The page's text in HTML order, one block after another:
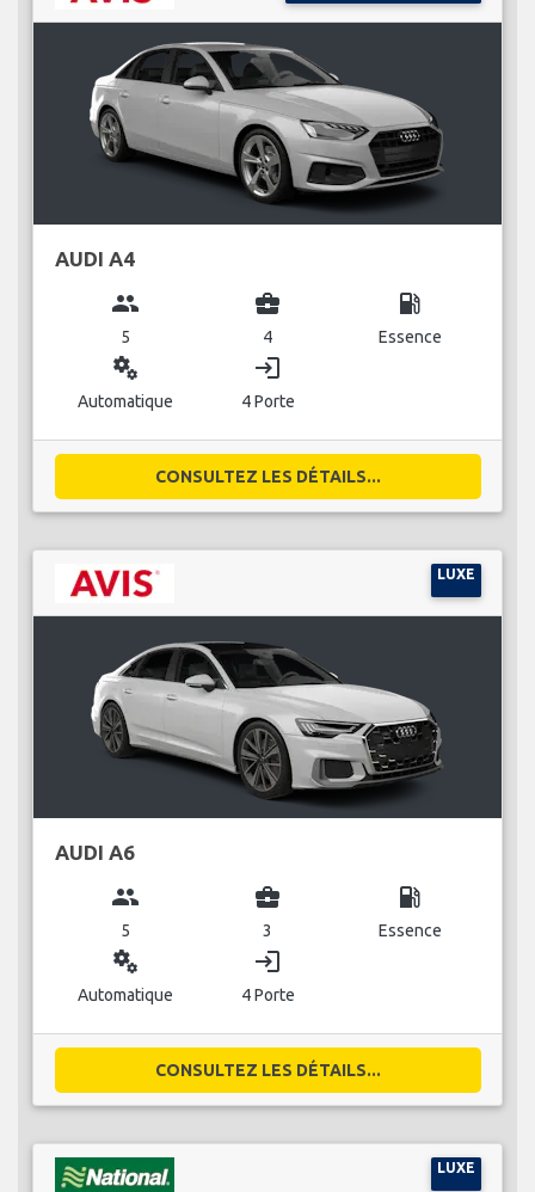
AUDI A4
group
5
business_center
4
local_gas_station
Essence
miscellaneous_services
Automatique
login
4 Porte
CONSULTEZ LES DÉTAILS...
LUXE
AUDI A6
group
5
business_center
3
local_gas_station
Essence
miscellaneous_services
Automatique
login
4 Porte
CONSULTEZ LES DÉTAILS...
LUXE